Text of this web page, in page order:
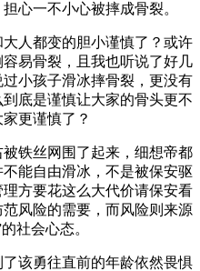
心一不小心被摔成骨裂。
人都变的胆小谨慎了？或许
易骨裂，且我也听说了好几
小孩子滑冰摔骨裂，更没有
底是谨慎让大家的骨头更不
更谨慎了？
铁丝网围了起来，细想帝都
能自由滑冰，不是被保安驱
方要花这么大代价请保安看
风险的需要，而风险则来源
社会心态。
该勇往直前的年龄依然畏惧